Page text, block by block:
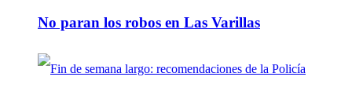
No paran los robos en Las Varillas